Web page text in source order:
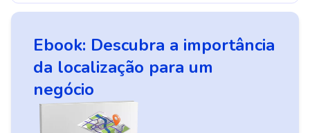
Ebook: Descubra a importância
da localização para um
negócio